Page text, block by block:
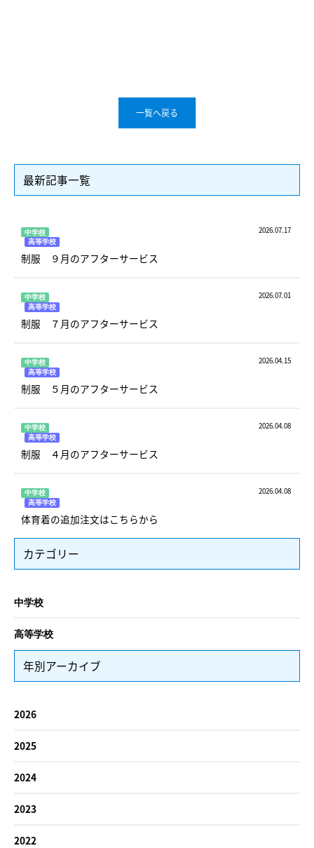
一覧へ戻る
最新記事一覧
中学校
高等学校
2026.07.17
制服 ９月のアフターサービス
中学校
高等学校
2026.07.01
制服 ７月のアフターサービス
中学校
高等学校
2026.04.15
制服 ５月のアフターサービス
中学校
高等学校
2026.04.08
制服 ４月のアフターサービス
中学校
高等学校
2026.04.08
体育着の追加注文はこちらから
カテゴリー
中学校
高等学校
年別アーカイブ
2026
2025
2024
2023
2022